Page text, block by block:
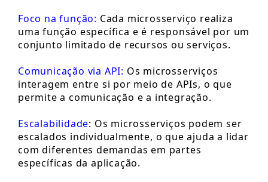
Foco na função: Cada microsserviço realiza
uma função específica e é responsável por um
conjunto limitado de recursos ou serviços.
Comunicação via API: Os microsserviços
interagem entre si por meio de APIs, o que
permite a comunicação e a integração.
Escalabilidade: Os microsserviços podem ser
escalados individualmente, o que ajuda a lidar
com diferentes demandas em partes
específicas da aplicação.